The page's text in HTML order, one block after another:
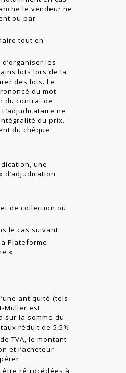
le vendeur ne
ou par
tout en
d’organiser les
lots lors de la
des lots. Le
du mot
du contrat de
ne
du prix.
du chèque
une
d’adjudication
de collection ou
le cas suivant :
Plateforme
«
antiquité (tels
Muller est
sur la somme du
réduit de 5,5%
TVA, le montant
et l’acheteur